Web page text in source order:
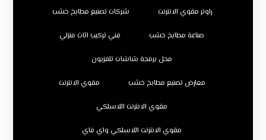
راوتر مقوي الانترنت شركات تصنيع مطابخ خشب
صناعة مطابخ خشب فني تركيب اثاث منزلي
محل برمجة شاشات تلفزيون
معارض تصنيع مطابخ خشب مقوي الانترنت
مقوي الانترنت اللاسلكي
مقوي الانترنت اللاسلكي واي فاي